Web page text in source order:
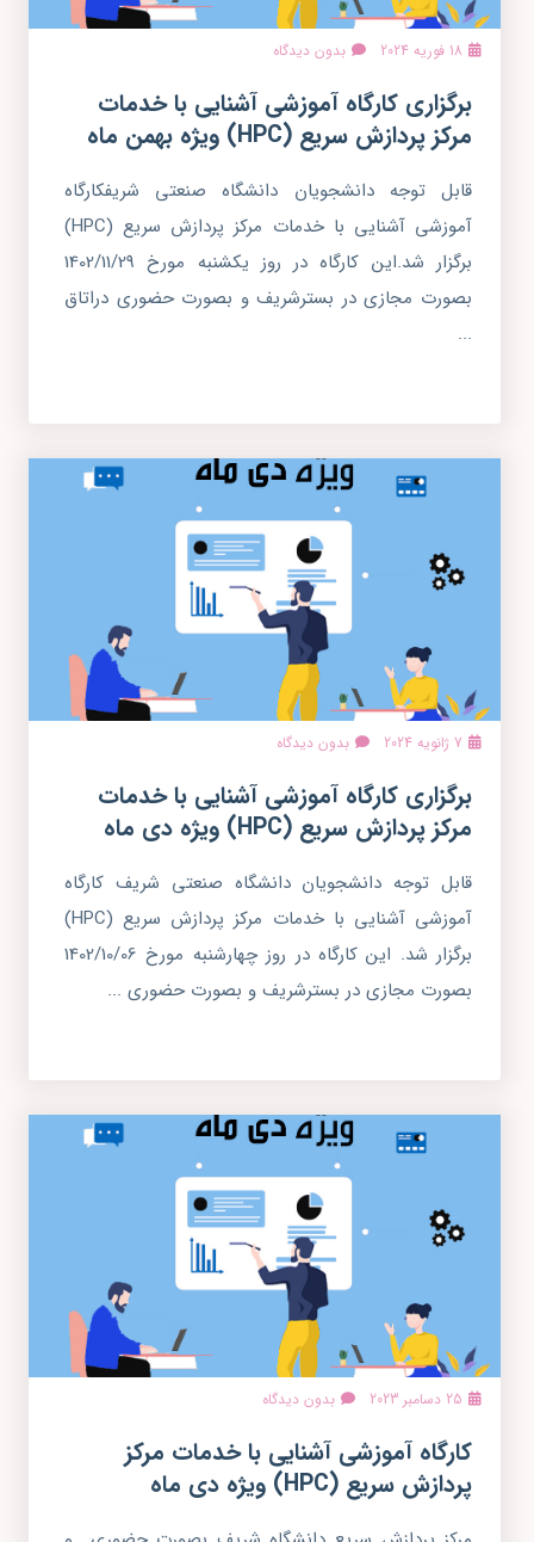
18 فوریه 2024 بدون دیدگاه
برگزاری کارگاه آموزشی آشنایی با خدمات
مرکز پردازش سریع (HPC) ویژه بهمن ماه
قابل توجه دانشجویان دانشگاه صنعتی شریفکارگاه
آموزشی آشنایی با خدمات مرکز پردازش سریع (HPC)
برگزار شد.این کارگاه در روز یکشنبه مورخ 1402/11/29
بصورت مجازی در بسترشریف و بصورت حضوری دراتاق
...
7 ژانویه 2024 بدون دیدگاه
برگزاری کارگاه آموزشی آشنایی با خدمات
مرکز پردازش سریع (HPC) ویژه دی ماه
قابل توجه دانشجویان دانشگاه صنعتی شریف کارگاه
آموزشی آشنایی با خدمات مرکز پردازش سریع (HPC)
برگزار شد. این کارگاه در روز چهارشنبه مورخ 1402/10/06
بصورت مجازی در بسترشریف و بصورت حضوری ...
25 دسامبر 2023 بدون دیدگاه
کارگاه آموزشی آشنایی با خدمات مرکز
پردازش سریع (HPC) ویژه دی ماه